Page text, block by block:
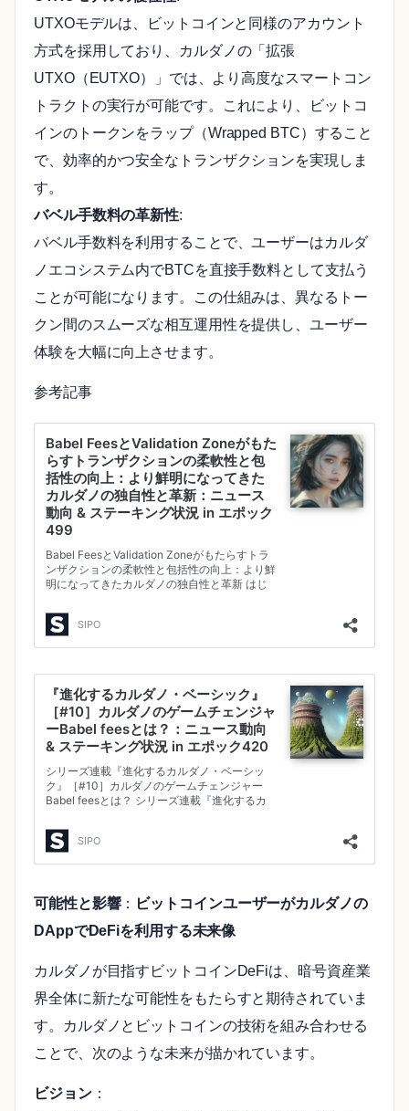
UTXOモデルは、ビットコインと同様のアカウント
方式を採用しており、カルダノの「拡張
UTXO（EUTXO）」では、より高度なスマートコン
トラクトの実行が可能です。これにより、ビットコ
インのトークンをラップ（Wrapped BTC）すること
で、効率的かつ安全なトランザクションを実現しま
す。
バベル手数料の革新性:
バベル手数料を利用することで、ユーザーはカルダ
ノエコシステム内でBTCを直接手数料として支払う
ことが可能になります。この仕組みは、異なるトー
クン間のスムーズな相互運用性を提供し、ユーザー
体験を大幅に向上させます。
参考記事
可能性と影響： ビットコインユーザーがカルダノの
DAppでDeFiを利用する未来像
カルダノが目指すビットコインDeFiは、暗号資産業
界全体に新たな可能性をもたらすと期待されていま
す。カルダノとビットコインの技術を組み合わせる
ことで、次のような未来が描かれています。
ビジョン：